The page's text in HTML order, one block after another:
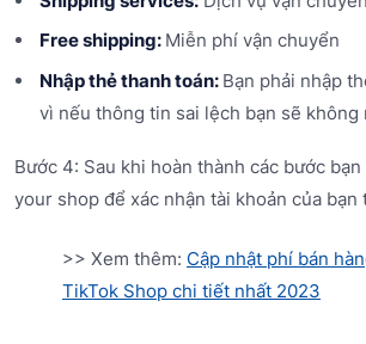
Free shipping: Miễn phí vận chuyển
Nhập thẻ thanh toán: Bạn phải nhập
vì nếu thông tin sai lệch bạn sẽ không
Bước 4: Sau khi hoàn thành các bước
your shop để xác nhận tài khoản của bạn
>> Xem thêm: Cập nhật phí bán
TikTok Shop chi tiết nhất 2023